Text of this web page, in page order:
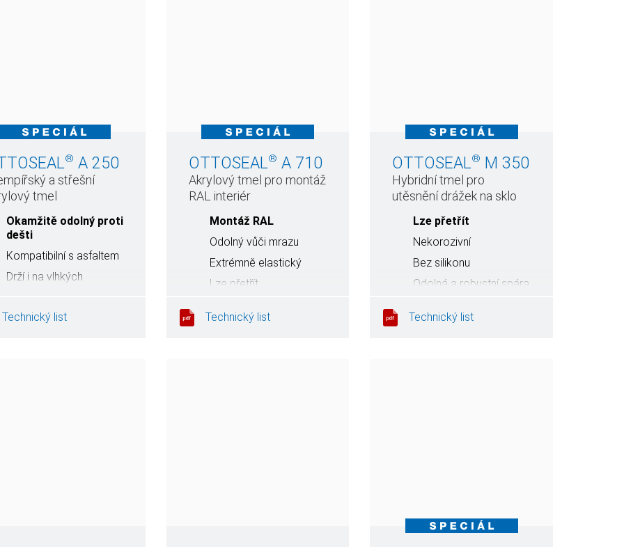
® A 250
a střešní
tmel
Okamžitě odolný proti
dešti
Kompatibilní s asfaltem
Drží i na vlhkých
Odolnost vůči
povětrnostním vlivům a
Technický list
OTTOSEAL® A 710
Akrylový tmel pro montáž
RAL interiér
Montáž RAL
Odolný vůči mrazu
Extrémně elastický
Lze přetřít
Technický list
OTTOSEAL® M 350
Hybridní tmel pro
utěsnění drážek na sklo
Lze přetřít
Nekorozivní
Bez silikonu
Odolná a robustní spára
Technický list